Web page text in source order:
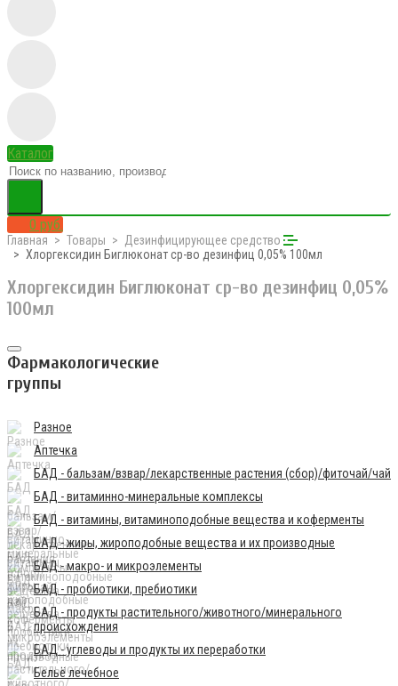
Каталог
0 руб.
Главная Товары
Дезинфицирующее средство
Хлоргексидин Биглюконат ср-во дезинфиц 0,05% 100мл
Хлоргексидин Биглюконат ср-во дезинфиц 0,05%
100мл
Фармакологические
группы
Разное
Аптечка
БАД - бальзам/взвар/лекарственные растения (сбор)/фиточай/чай
БАД - витаминно-минеральные комплексы
БАД - витамины, витаминоподобные вещества и коферменты
БАД - жиры, жироподобные вещества и их производные
БАД - макро- и микроэлементы
БАД - пробиотики, пребиотики
БАД - продукты растительного/животного/минерального
происхождения
БАД - углеводы и продукты их переработки
Бельё лечебное